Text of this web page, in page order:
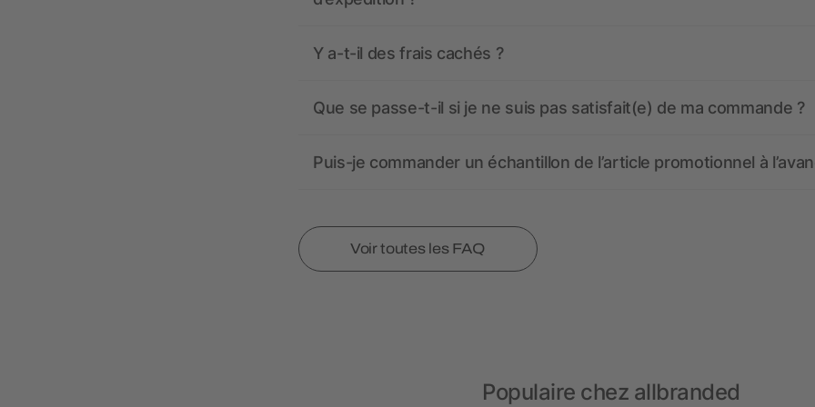
Y a-t-il des frais cachés ?
Que se passe-t-il si je ne suis pas satisfait(e) de ma commande ?
Puis-je commander un échantillon de l’article promotionnel à
Voir toutes les FAQ
Populaire chez allbranded